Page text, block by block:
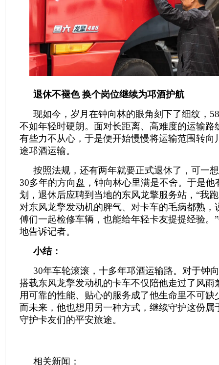
退休不褪色 换个岗位继续为邛酒护航
现如今，岁月在钟向林的眼角刻下了细纹，
不如年轻时硬朗。面对长距离、高难度的运输路
有些力不从心，于是便开始慢慢将运输范围转向
途邛酒运输。
按照法规，还有两年就要正式退休了，可一
30多年的方向盘，钟向林心里满是不舍。于是他
划，退休后应聘到当地的东风龙擎服务站，“我
对东风龙擎发动机的脾气、对卡车的毛病都熟，
傅们一起检修车辆，也能给年轻卡友提提经验。
地告诉记者。
小结：
30年车轮滚滚，十多年邛酒运输路。对于钟
搭载东风龙擎发动机的卡车不仅陪他走过了风雨
用可靠的性能、贴心的服务成了他生命里不可缺
而未来，他也想用另一种方式，继续守护这份属
守护卡友们的平安旅途。
相关新闻：